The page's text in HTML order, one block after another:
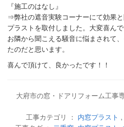
『施工のはなし』
⇒弊社の遮音実験コーナーにて効果と
プラストを取付しました。大変喜ん
お隣から聞こえる騒音に悩まされて
たのだと思います。
喜んで頂けて、良かったです！！
大府市の窓・ドアリフォーム工事
工事カテゴリ ： 内窓プラスト ,